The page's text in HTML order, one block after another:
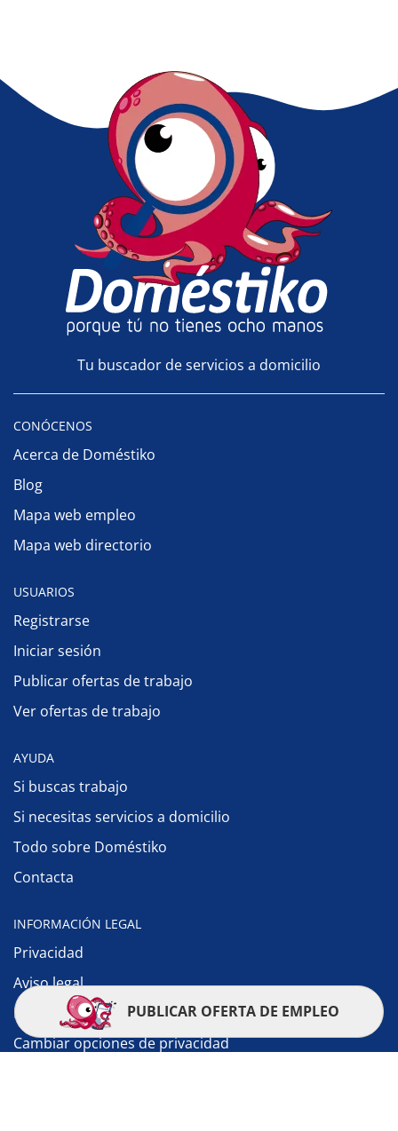
Tu buscador de servicios a domicilio
CONÓCENOS
Acerca de Doméstiko
Blog
Mapa web empleo
Mapa web directorio
USUARIOS
Registrarse
Iniciar sesión
Publicar ofertas de trabajo
Ver ofertas de trabajo
AYUDA
Si buscas trabajo
Si necesitas servicios a domicilio
Todo sobre Doméstiko
Contacta
INFORMACIÓN LEGAL
Privacidad
Aviso legal
Política de cookies
Cambiar opciones de privacidad
PUBLICAR OFERTA DE EMPLEO